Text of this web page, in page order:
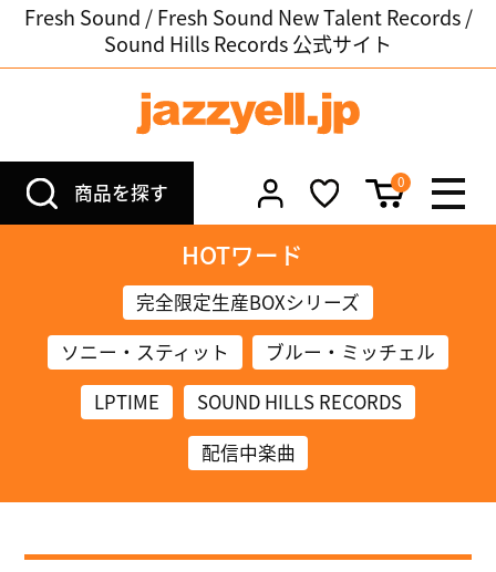
Fresh Sound / Fresh Sound New Talent Records /
Sound Hills Records 公式サイト
商品を探す 0
HOTワード
完全限定生産BOXシリーズ
ソニー・スティット
ブルー・ミッチェル
LPTIME
SOUND HILLS RECORDS
配信中楽曲